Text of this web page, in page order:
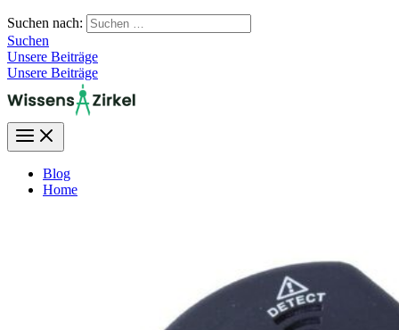
Suchen nach:
Suchen
Unsere Beiträge
Unsere Beiträge
Blog
Home